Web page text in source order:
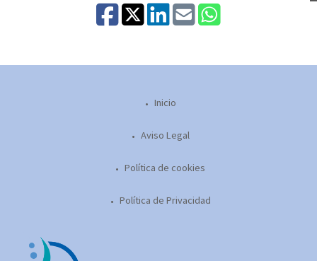
Inicio
Aviso Legal
Política de cookies
Política de Privacidad